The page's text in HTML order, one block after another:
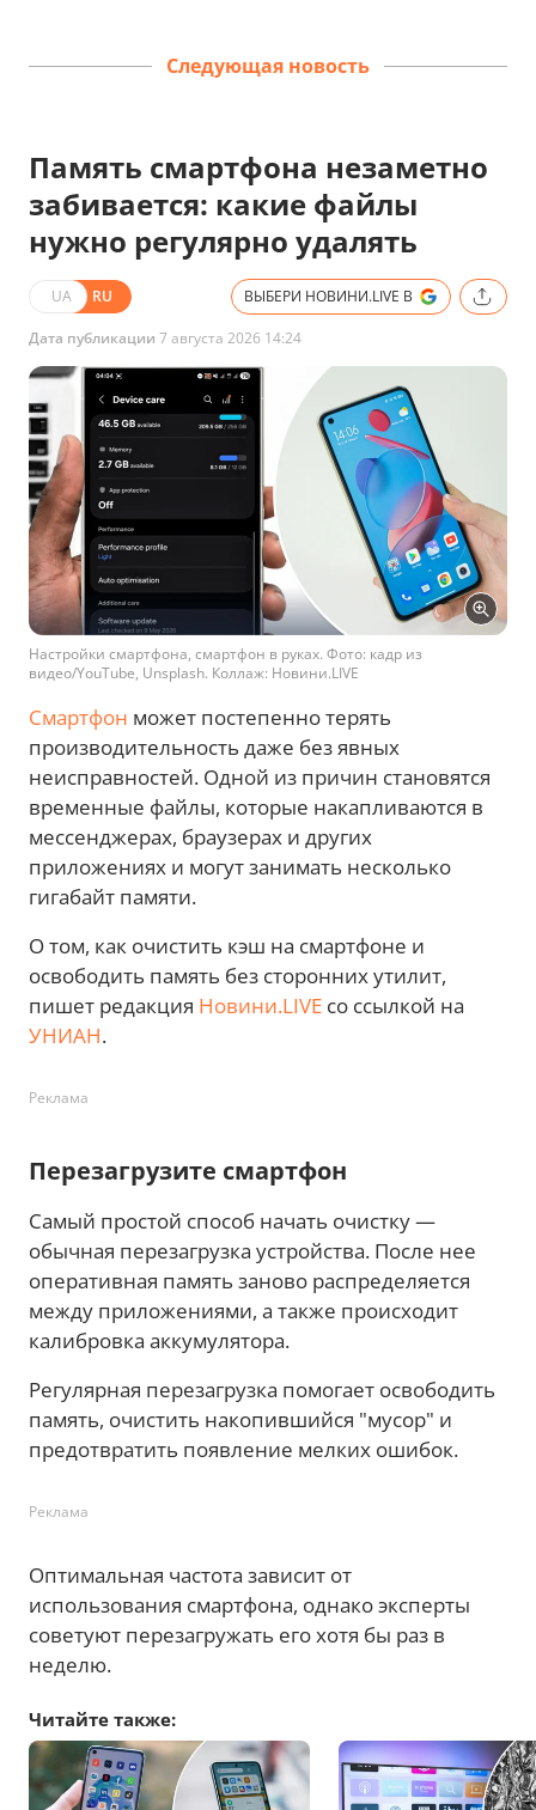
Следующая новость
Память смартфона незаметно
забивается: какие файлы
нужно регулярно удалять
UA RU ВЫБЕРИ НОВИНИ.LIVE В
Дата публикации 7 августа 2026 14:24
Настройки смартфона, смартфон в руках. Фото: кадр из
видео/YouTube, Unsplash. Коллаж: Новини.LIVE
Смартфон может постепенно терять
производительность даже без явных
неисправностей. Одной из причин становятся
временные файлы, которые накапливаются в
мессенджерах, браузерах и других
приложениях и могут занимать несколько
гигабайт памяти.
О том, как очистить кэш на смартфоне и
освободить память без сторонних утилит,
пишет редакция Новини.LIVE со ссылкой на
УНИАН.
Реклама
Перезагрузите смартфон
Самый простой способ начать очистку —
обычная перезагрузка устройства. После нее
оперативная память заново распределяется
между приложениями, а также происходит
калибровка аккумулятора.
Регулярная перезагрузка помогает освободить
память, очистить накопившийся "мусор" и
предотвратить появление мелких ошибок.
Реклама
Оптимальная частота зависит от
использования смартфона, однако эксперты
советуют перезагружать его хотя бы раз в
неделю.
Читайте также: